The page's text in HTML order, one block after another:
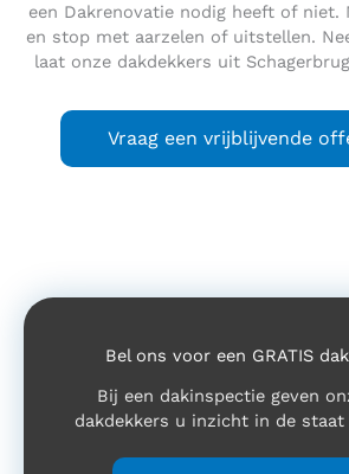
een Dakrenovatie nodig heeft of niet.
en stop met aarzelen of uitstellen.
laat onze dakdekkers uit
Vraag een vrijblijvende
Bel ons voor een GRATIS
Bij een dakinspectie geven
dakdekkers u inzicht in de staat